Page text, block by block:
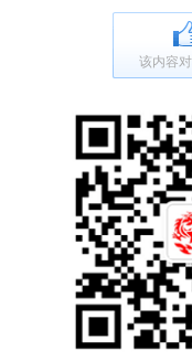
该内容